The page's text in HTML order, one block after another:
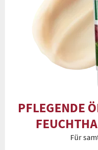
PFLEGENDE
Für